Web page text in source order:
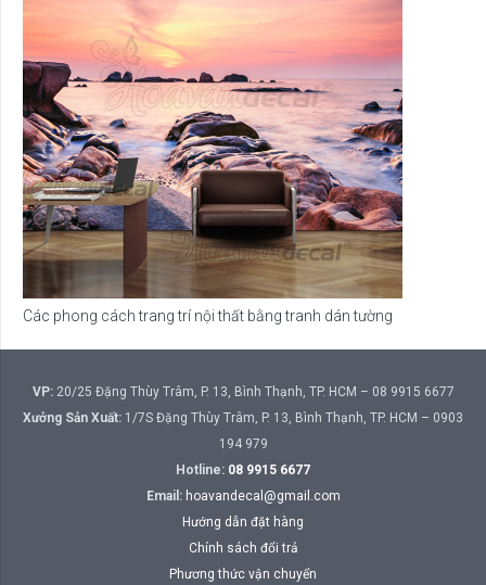
Các phong cách trang trí nội thất bằng tranh dán tường
VP:20/25 Đặng Thùy Trâm, P. 13, Bình Thạnh, TP. HCM – 08 9915 6677
Xưởng Sản Xuất: 1/7S Đặng Thùy Trâm, P. 13, Bình Thạnh, TP. HCM – 0903
194 979
Hotline: 08 9915 6677
Email: hoavandecal@gmail.com
Hướng dẫn đặt hàng
Chính sách đổi trả
Phương thức vận chuyển